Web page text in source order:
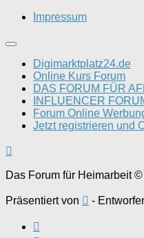
Impressum
Digimarktplatz24.de
Online Kurs Forum
DAS FORUM FÜR
INFLUENCER
Forum Online
Jetzt registrieren und
Das Forum für Heimarbeit
Präsentiert von -